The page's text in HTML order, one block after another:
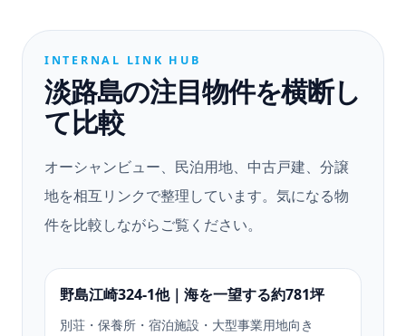
INTERNAL LINK HUB
淡路島の注目物件を横断し
て比較
オーシャンビュー、民泊用地、中古戸建、分譲
地を相互リンクで整理しています。気になる物
件を比較しながらご覧ください。
野島江崎324-1他｜海を一望する約781坪
別荘・保養所・宿泊施設・大型事業用地向き